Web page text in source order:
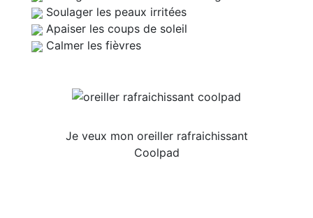
Soulager les peaux irritées
Apaiser les coups de soleil
Calmer les fièvres
Je veux mon oreiller rafraichissant
Coolpad